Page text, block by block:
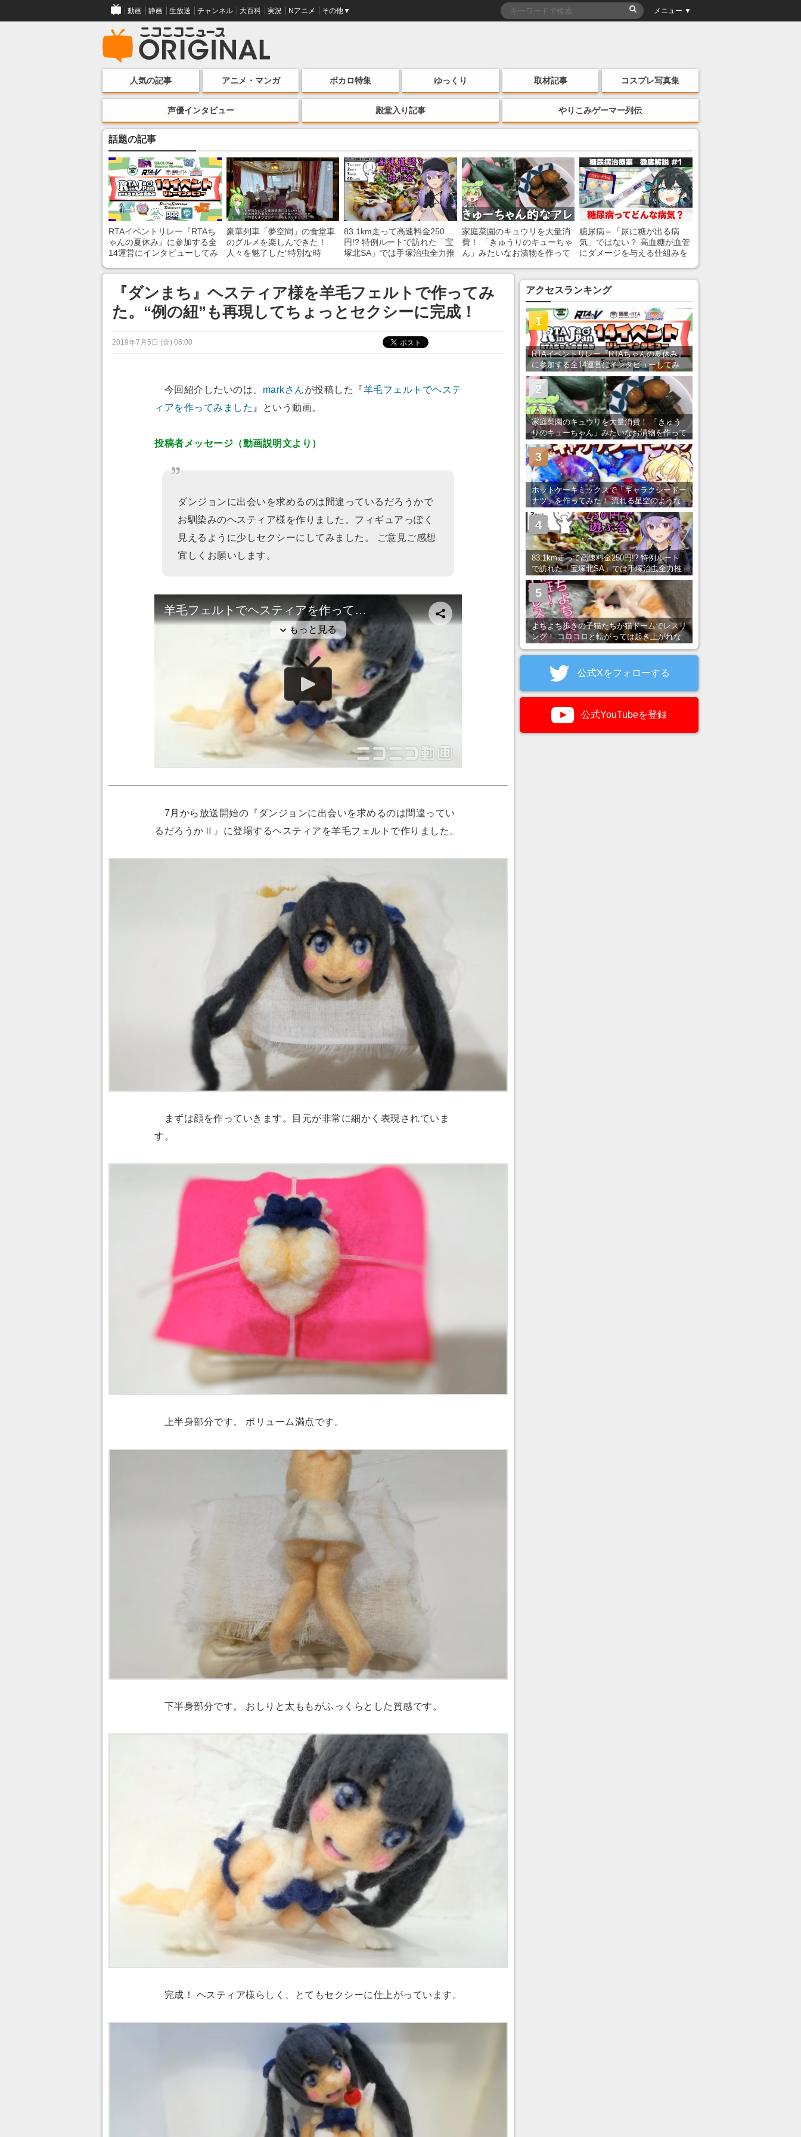
動画 静画 生放送 チャンネル 大百科 実況 Nアニメ その他▼ メニュー ▼
人気の記事 アニメ・マンガ ボカロ特集 ゆっくり 取材記事 コスプレ写真集
声優インタビュー 殿堂入り記事 やりこみゲーマー列伝
話題の記事
RTAイベントリレー『RTAち
ゃんの夏休み』に参加する全
14運営にインタビューしてみ
ンネルの貸し出しを利用し8/9
から1週間にわたって開催
豪華列車「夢空間」の食堂車
のグルメを楽しんできた！
人々を魅了した“特別な時
あ」「行ってみたい」の声
83.1km走って高速料金250
円!? 特例ルートで訪れた「宝
塚北SA」では手塚治虫全力推
家庭菜園のキュウリを大量消
費！ 「きゅうりのキューちゃ
ん」みたいなお漬物を作って
糖尿病＝「尿に糖が出る病
気」ではない？ 高血糖が血管
にダメージを与える仕組みを
『ダンまち』ヘスティア様を羊毛フェルトで作ってみ
た。“例の紐”も再現してちょっとセクシーに完成！
2019年7月5日 (金) 06:00
今回紹介したいのは、 markさんが投稿した『羊毛フェルトでヘステ
ィアを作ってみました 』という動画。
投稿者メッセージ（動画説明文より）
ダンジョンに出会いを求めるのは間違っているだろうかで
お馴染みのヘスティア様を作りました。フィギュアっぽく
見えるように少しセクシーにしてみました。 ご意見ご感想
宜しくお願いします。
7月から放送開始の『ダンジョンに出会いを求めるのは間違ってい
るだろうかⅡ』に登場するヘスティアを羊毛フェルトで作りました。
まずは顔を作っていきます。目元が非常に細かく表現されていま
す。
上半身部分です。 ボリューム満点です。
下半身部分です。 おしりと太ももがふっくらとした質感です。
完成！ ヘスティア様らしく、とてもセクシーに仕上がっています。
アクセスランキング
RTAイベントリレー『RTAちゃんの夏休み』
に参加する全14運営にインタビューしてみ
た！ 「RTA in Japan」のチャンネルの貸し
出しを利用し8/9から1週間にわたって開催
1
家庭菜園のキュウリを大量消費！ 「きゅう
りのキューちゃん」みたいなお漬物を作って
みた
2
ホットケーキミックスで「ギャラクシードー
ナツ」を作ってみた！ 流れる星空のような
レンチン・レシピを紹介
3
83.1km走って高速料金250円!? 特例ルート
で訪れた「宝塚北SA」では手塚治虫全力推
し＆関西グルメが楽しめる！
4
よちよち歩きの子猫たちが猫ドームでレスリ
ング！ コロコロと転がっては起き上がれな
5
公式Xをフォローする
公式YouTubeを登録